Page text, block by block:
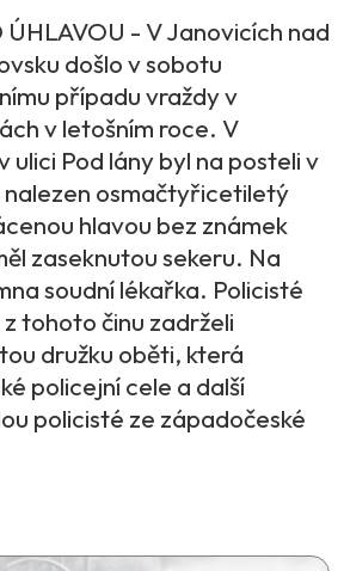
- V Janovicích nad
došlo v sobotu
případu vraždy v
v letošním roce. V
ulici Pod lány byl na posteli v
osmačtyřicetiletý
hlavou bez známek
zaseknutou sekeru. Na
soudní lékařka. Policisté
tohoto činu zadrželi
družku oběti, která
policejní cele a další
policisté ze západočeské